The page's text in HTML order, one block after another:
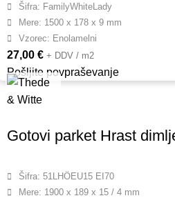
Šifra: FamilyWhiteLady
Mere: 1500 x 178 x 9 mm
Vzorec: Enolamelni
27,00 € + DDV / m2
Pošljite povpraševanje
Gotovi parket Hrast
Šifra: 51LHÖEU15 EI70
Mere: 1900 x 189 x 15 / 4 mm